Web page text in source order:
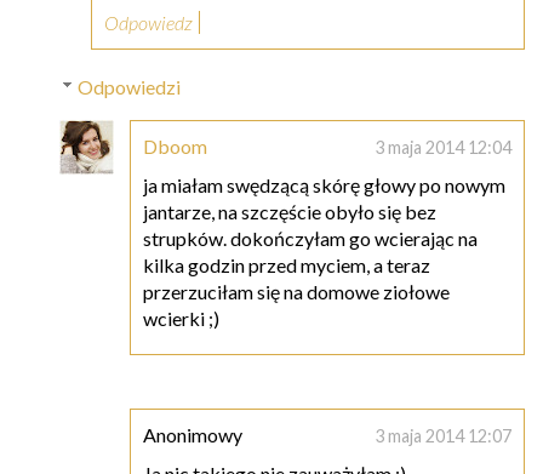
Odpowiedz
Odpowiedzi
Dboom 3 maja 2014 12:04
ja miałam swędzącą skórę głowy po nowym
jantarze, na szczęście obyło się bez
strupków. dokończyłam go wcierając na
kilka godzin przed myciem, a teraz
przerzuciłam się na domowe ziołowe
wcierki ;)
Anonimowy 3 maja 2014 12:07